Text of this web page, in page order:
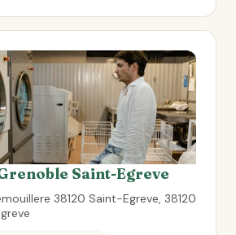
Saint-Egreve
38120 Saint-Egreve, 38120